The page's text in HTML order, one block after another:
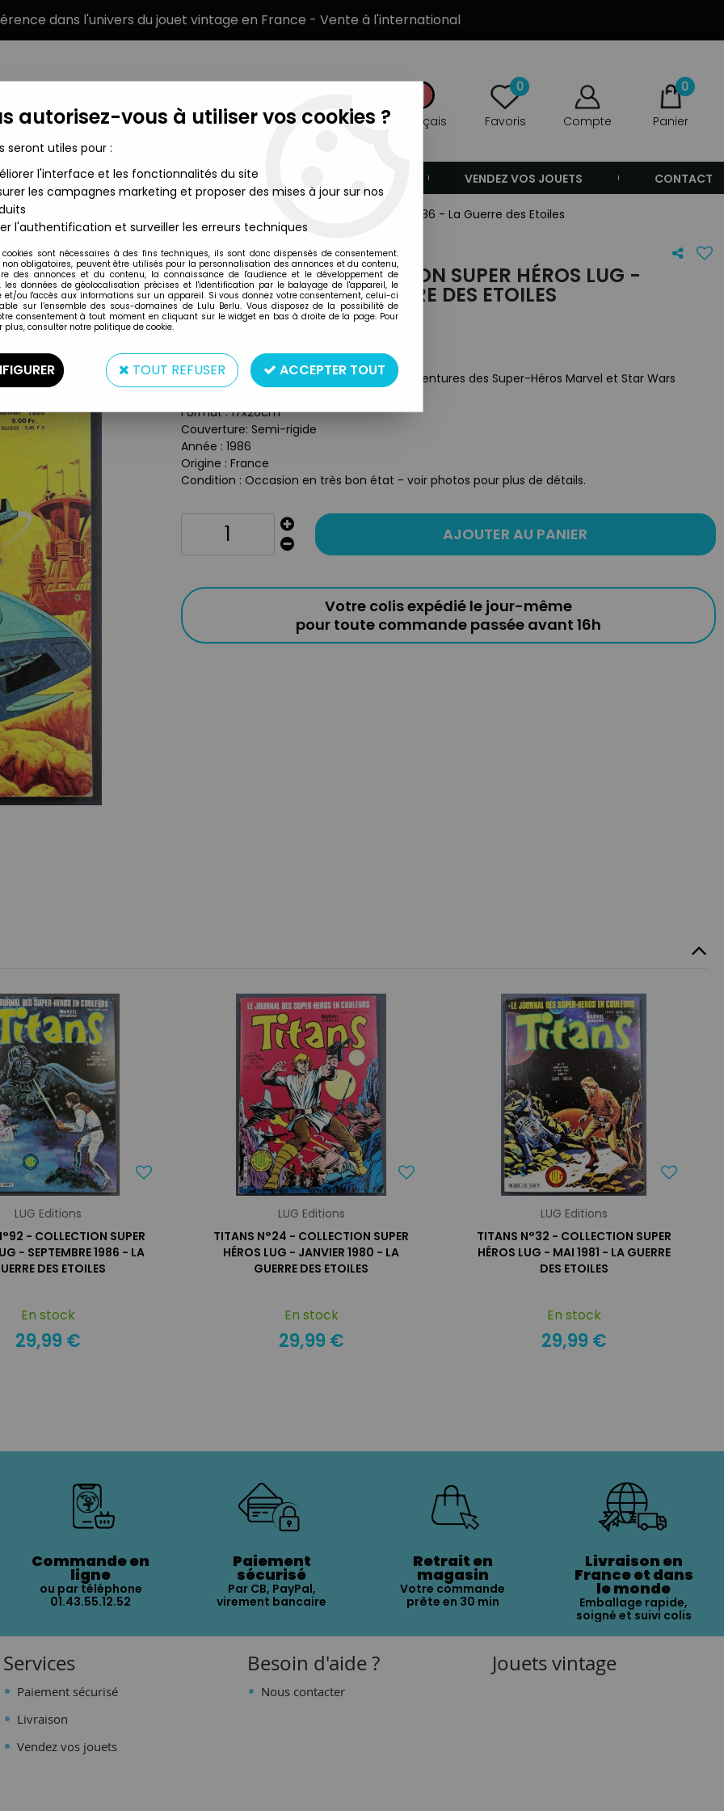
dans l'univers du jouet vintage en France - Vente à l'international
Français
0
Favoris Compte
0
Panier
MARQUES TYPE DE PRODUIT VENDEZ VOS JOUETS CONTACT
BD et Revues Titans n°84 - Collection Super Héros LUG - Janvier 1986 - La Guerre des Etoiles
LUG Editions
TITANS N°84 - COLLECTION SUPER HÉROS LUG -
JANVIER 1986 - LA GUERRE DES ETOILES
29,99€TTC
Réf. :AR0001919
Type : Bandes Déssinées regroupant les aventures des Super-Héros Marvel et Star Wars
Format : 17x26cm
Couverture: Semi-rigide
Année : 1986
Origine : France
Condition : Occasion en très bon état - voir photos pour plus de détails.
AJOUTER AU PANIER
Votre colis expédié le jour-même
pour toute commande passée avant 16h
LUG Editions
- COLLECTION SUPER
- SEPTEMBRE 1986 - LA
DES ETOILES
En stock
29,99 €
LUG Editions
TITANS N°24 - COLLECTION SUPER
HÉROS LUG - JANVIER 1980 - LA
GUERRE DES ETOILES
En stock
29,99 €
LUG Editions
TITANS N°32 - COLLECTION SUPER
HÉROS LUG - MAI 1981 - LA GUERRE
DES ETOILES
En stock
29,99 €
Commande en
ligne
ou par téléphone
01.43.55.12.52
Paiement
sécurisé
Par CB, PayPal,
virement bancaire
Retrait en
magasin
Votre commande
prête en 30 min
Livraison en
France et dans
le monde
Emballage rapide,
soigné et suivi colis
Services
Paiement sécurisé
Livraison
Vendez vos jouets
Besoin d'aide ?
Nous contacter
Jouets vintage
autorisez-vous à utiliser vos cookies ?
seront utiles pour :
l'interface et les fonctionnalités du site
les campagnes marketing et proposer des mises à jour sur nos
l'authentification et surveiller les erreurs techniques
cookies sont nécessaires à des fins techniques, ils sont donc dispensés de consentement.
non obligatoires, peuvent être utilisés pour la personnalisation des annonces et du contenu,
des annonces et du contenu, la connaissance de l'audience et le développement de
les données de géolocalisation précises et l'identification par le balayage de l'appareil, le
et/ou l'accès aux informations sur un appareil. Si vous donnez votre consentement, celui-ci
sur l’ensemble des sous-domaines de Lulu Berlu. Vous disposez de la possibilité de
consentement à tout moment en cliquant sur le widget en bas à droite de la page. Pour
plus, consulter notre politique de cookie.
TOUT REFUSER ACCEPTER TOUT